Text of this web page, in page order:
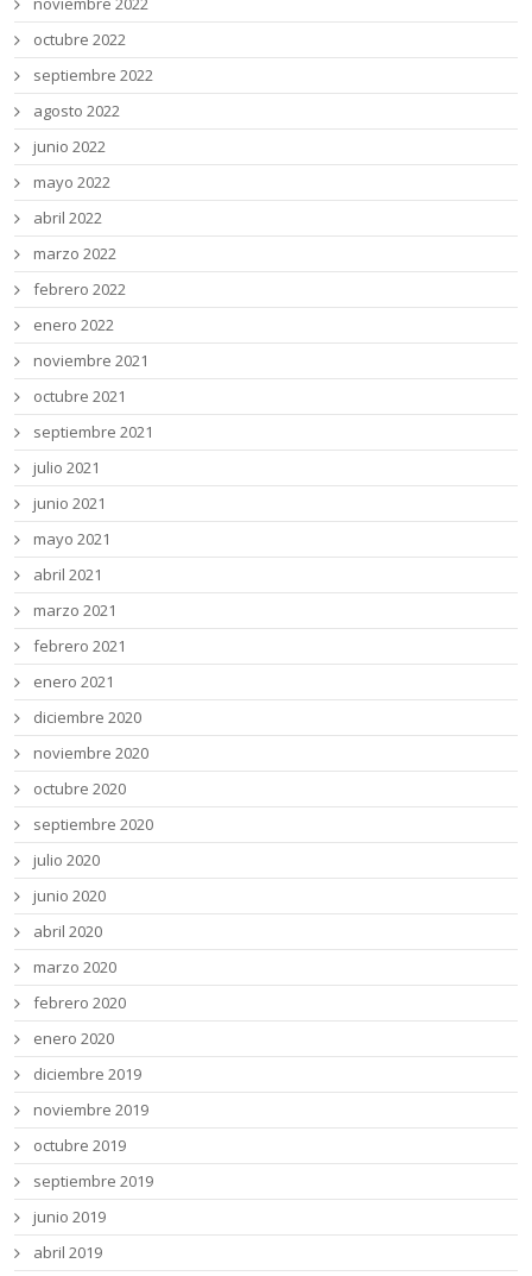
octubre 2022
septiembre 2022
agosto 2022
junio 2022
mayo 2022
abril 2022
marzo 2022
febrero 2022
enero 2022
noviembre 2021
octubre 2021
septiembre 2021
julio 2021
junio 2021
mayo 2021
abril 2021
marzo 2021
febrero 2021
enero 2021
diciembre 2020
noviembre 2020
octubre 2020
septiembre 2020
julio 2020
junio 2020
abril 2020
marzo 2020
febrero 2020
enero 2020
diciembre 2019
noviembre 2019
octubre 2019
septiembre 2019
junio 2019
abril 2019